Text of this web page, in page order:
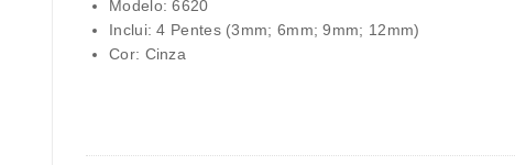
Modelo: 6620
Inclui: 4 Pentes (3mm; 6mm; 9mm; 12mm)
Cor: Cinza